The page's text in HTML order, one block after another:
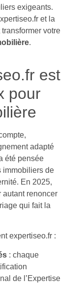
exigeants.
et la
votre
.
est
pour
adapté
été pensée
immobiliers de
En 2025,
autant renoncer
qui fait la
expertiseo.fr :
: chaque
de l’Expertise